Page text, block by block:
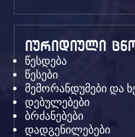
იურიდიული
წესდება
წესები
მემორანდუმები და
დებულებები
ბრძანებები
დადგენილებები